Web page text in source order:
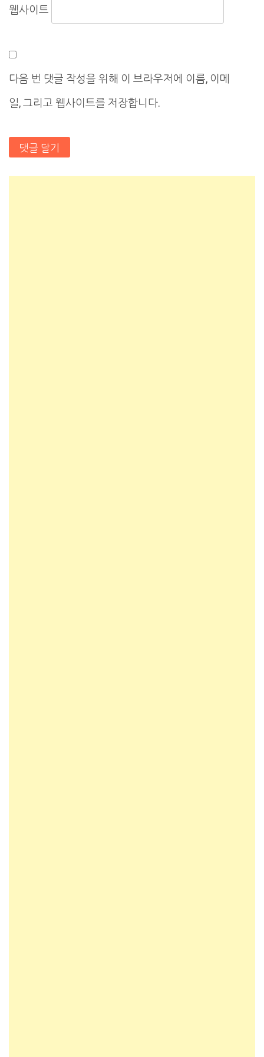
웹사이트
다음 번 댓글 작성을 위해 이 브라우저에 이름, 이메
일, 그리고 웹사이트를 저장합니다.